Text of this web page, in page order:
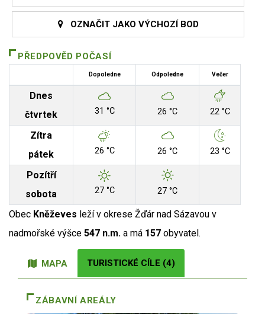
OZNAČIT JAKO VÝCHOZÍ BOD
PŘEDPOVĚD POČASÍ
Dopoledne Odpoledne Večer
Dnes
čtvrtek
31 °C 26 °C 22 °C
Zítra
pátek
26 °C 26 °C 23 °C
Pozítří
sobota
27 °C 27 °C
Obec Kněževes leží v okrese Žďár nad Sázavou v
nadmořské výšce 547 n.m. a má 157 obyvatel.
MAPA TURISTICKÉ CÍLE (4)
ZÁBAVNÍ AREÁLY